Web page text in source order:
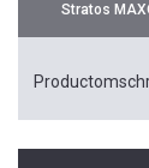
Stratos